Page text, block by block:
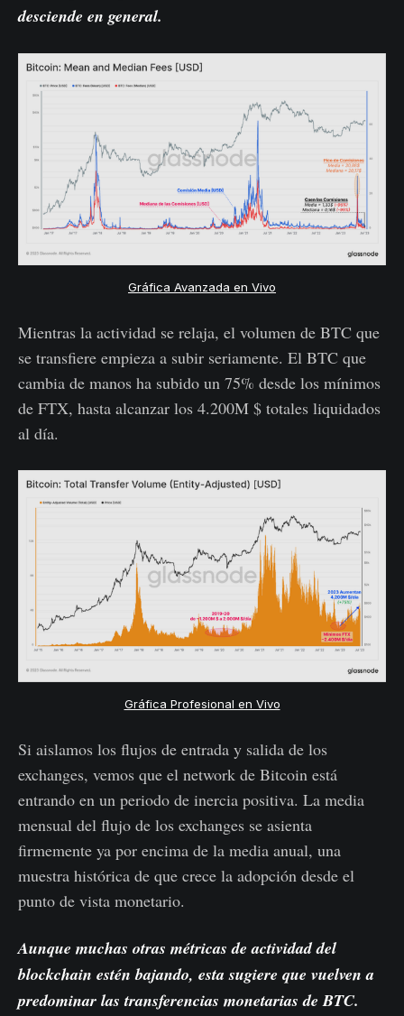
desciende en general.
Gráfica Avanzada en Vivo
Mientras la actividad se relaja, el volumen de BTC que
se transfiere empieza a subir seriamente. El BTC que
cambia de manos ha subido un 75% desde los mínimos
de FTX, hasta alcanzar los 4.200M $ totales liquidados
al día.
Gráfica Profesional en Vivo
Si aislamos los flujos de entrada y salida de los
exchanges, vemos que el network de Bitcoin está
entrando en un periodo de inercia positiva. La media
mensual del flujo de los exchanges se asienta
firmemente ya por encima de la media anual, una
muestra histórica de que crece la adopción desde el
punto de vista monetario.
Aunque muchas otras métricas de actividad del
blockchain estén bajando, esta sugiere que vuelven a
predominar las transferencias monetarias de BTC.